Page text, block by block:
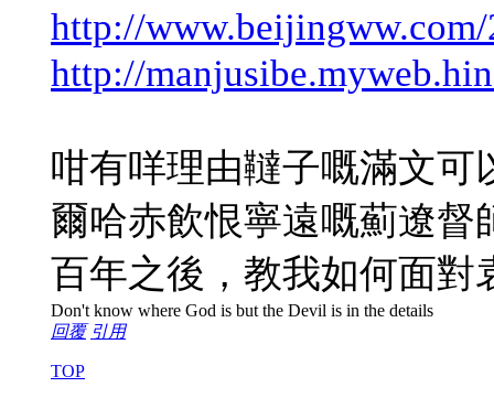
http://
http://
咁有咩理由韃子嘅滿文
爾哈赤飲恨寧遠嘅薊遼督
百年之後，教我如何面對
Don't know where God is but the Devil is in the details
回覆 引用
TOP